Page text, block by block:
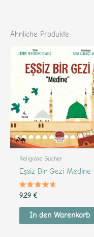
Ähnliche Produkte
Religiöse Bücher
Eşsiz Bir Gezi Medine
Bewertet
mit
4.39
von 5
9,29 €
In den Warenkorb